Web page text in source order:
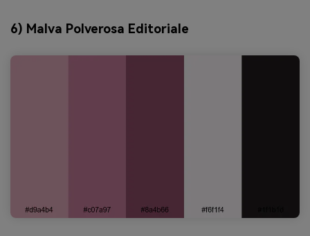
6) Malva Polverosa Editoriale